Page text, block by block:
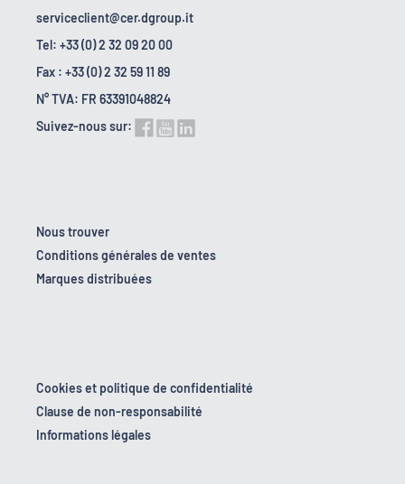
serviceclient@cer.dgroup.it
Tel: +33 (0) 2 32 09 20 00
Fax : +33 (0) 2 32 59 11 89
N° TVA: FR 63391048824
Suivez-nous sur:
Nous trouver
Conditions générales de ventes
Marques distribuées
Cookies et politique de confidentialité
Clause de non-responsabilité
Informations légales